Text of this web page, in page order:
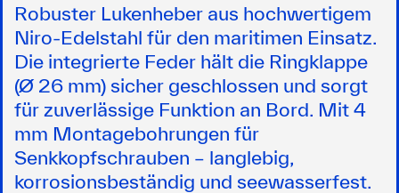
Robuster Lukenheber aus hochwertigem
Niro-Edelstahl für den maritimen Einsatz.
Die integrierte Feder hält die Ringklappe
(Ø 26 mm) sicher geschlossen und sorgt
für zuverlässige Funktion an Bord. Mit 4
mm Montagebohrungen für
Senkkopfschrauben – langlebig,
korrosionsbeständig und seewasserfest.